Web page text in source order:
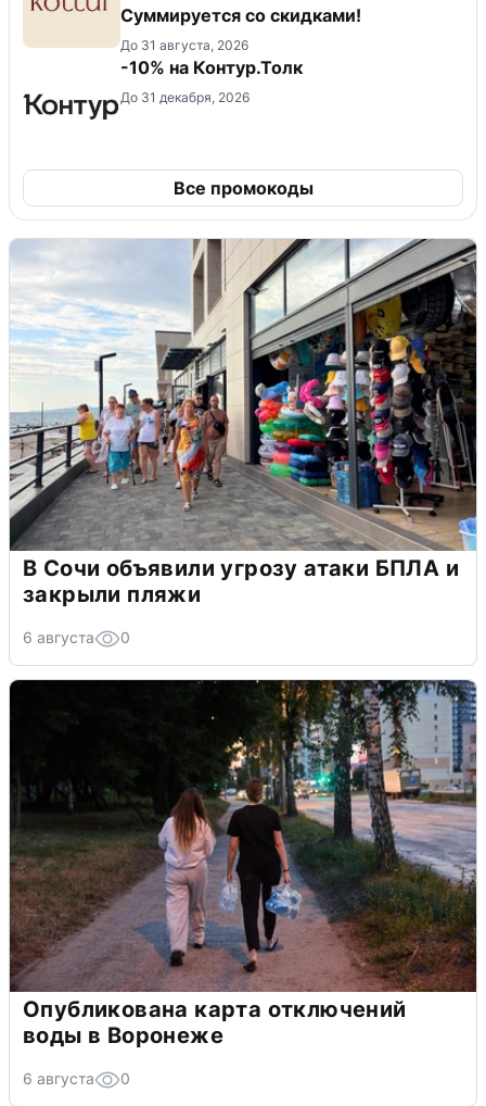
Суммируется со скидками!
До 31 августа, 2026
-10% на Контур.Толк
До 31 декабря, 2026
Все промокоды
В Сочи объявили угрозу атаки БПЛА и
закрыли пляжи
6 августа 0
Опубликована карта отключений
воды в Воронеже
6 августа 0